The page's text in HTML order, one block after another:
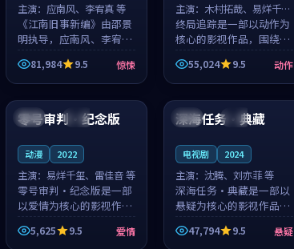
主演： 应南风、李宥真 等
《江南旧事新编》由邵景
明执导，应南风、李宥真
领衔主演，是一部2018年
上映的日本惊悚综艺。影
片以邻里温情为切入，呈
现一段从初遇到告别都浸
着真实情...
81,984 9.5 惊悚
主演： 木村拓哉、易烊千玺
等
终局追踪是一部以动作为
核心的影视作品，围绕危
机、反转与人物成长展
开，整体节奏紧凑，值得
推荐观看。
55,024 9.5 动作
中国 高分
99:07
零号审判·纪念版
动漫 2022
主演： 易烊千玺、雷佳音 等
零号审判·纪念版是一部
以爱情为核心的影视作
品，围绕危机、反转与人
物成长展开，整体节奏紧
5,625 9.5 爱情
日本 热播
99:47
深海任务·典藏
电视剧 2024
主演： 沈腾、刘亦菲 等
深海任务·典藏是一部以
悬疑为核心的影视作品，
围绕危机、反转与人物成
长展开，整体节奏紧凑，
47,794 9.5 悬疑